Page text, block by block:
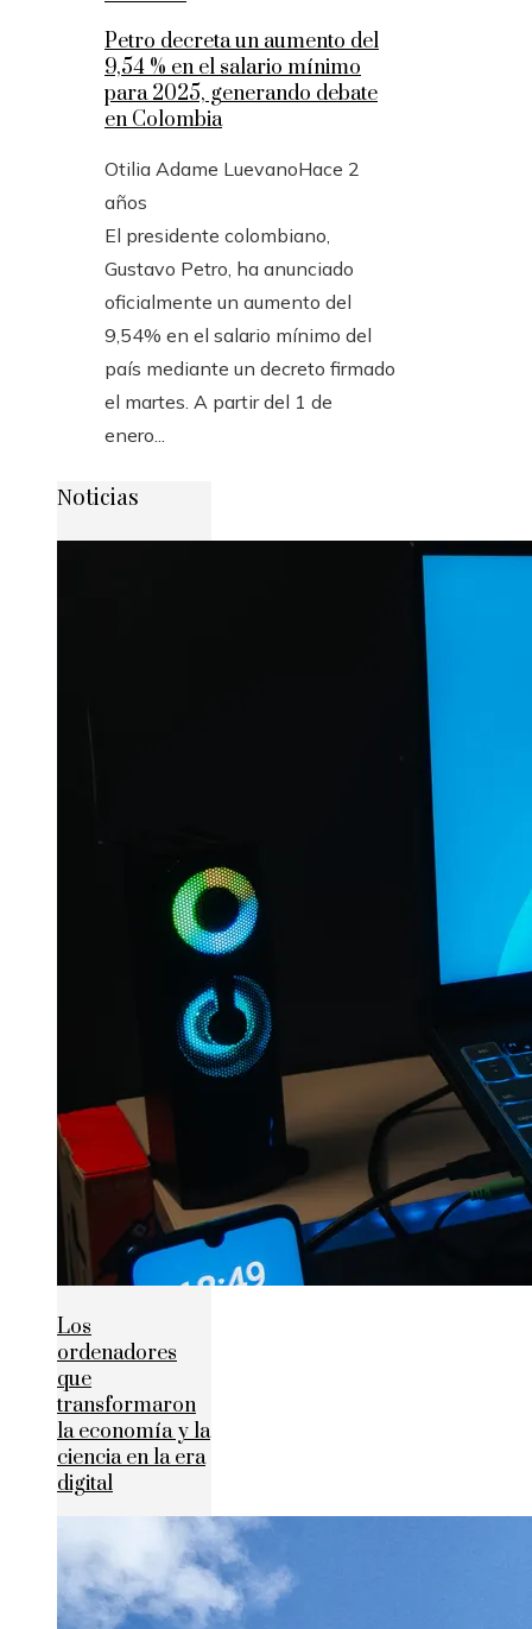
Petro decreta un aumento del
9,54 % en el salario mínimo
para 2025, generando debate
en Colombia
Otilia Adame LuevanoHace 2
años
El presidente colombiano,
Gustavo Petro, ha anunciado
oficialmente un aumento del
9,54% en el salario mínimo del
país mediante un decreto firmado
el martes. A partir del 1 de
enero...
Noticias
Los
ordenadores
que
transformaron
la economía y la
ciencia en la era
digital